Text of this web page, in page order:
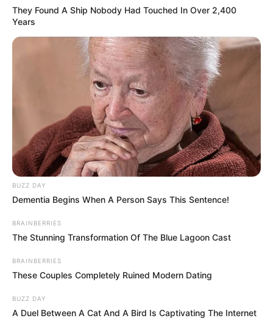
They Found A Ship Nobody Had Touched In Over 2,400
Years
BUZZ DAY
Dementia Begins When A Person Says This Sentence!
BRAINBERRIES
The Stunning Transformation Of The Blue Lagoon Cast
BRAINBERRIES
These Couples Completely Ruined Modern Dating
BUZZ DAY
A Duel Between A Cat And A Bird Is Captivating The Internet